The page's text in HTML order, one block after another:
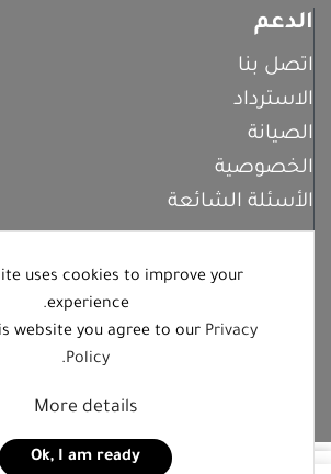
uses cookies to improve your
experience.
website you agree to our Privacy
Policy
.
More details
Ok, I am ready
الدعم
اتصل بنا
الاسترداد
الصيانة
الخصوصية
الأسئلة الشائعة
اشترك معنا
تابعنا على منصات التواصل